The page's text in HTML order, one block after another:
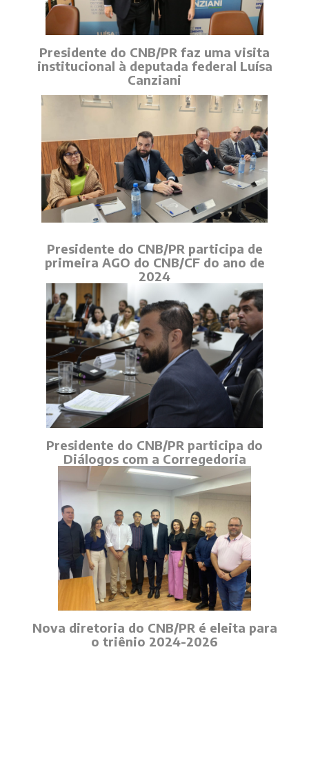
Presidente do CNB/PR faz uma visita
institucional à deputada federal Luísa
Canziani
Presidente do CNB/PR participa de
primeira AGO do CNB/CF do ano de
2024
Presidente do CNB/PR participa do
Diálogos com a Corregedoria
Nova diretoria do CNB/PR é eleita para
o triênio 2024-2026